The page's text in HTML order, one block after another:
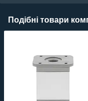
Подібні товари